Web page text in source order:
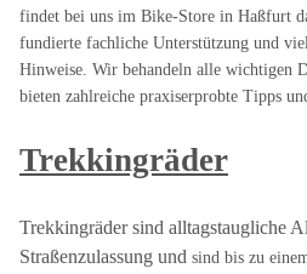
findet bei uns im Bike-Store in Haßfurt
fundierte fachliche Unterstützung und
Hinweise. Wir behandeln alle wichtigen
bieten zahlreiche praxiserprobte Tipps
Trekkingräder
Trekkingräder sind alltagstaugliche
Straßenzulassung und sind bis zu